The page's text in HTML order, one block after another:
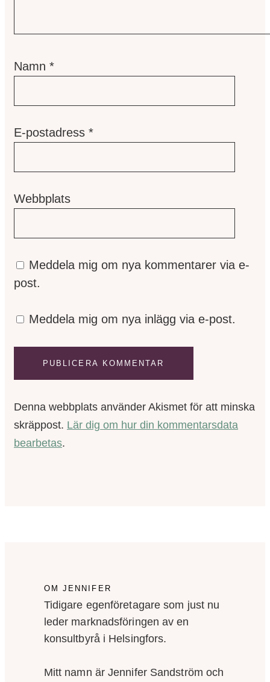
Namn *
E-postadress *
Webbplats
Meddela mig om nya kommentarer via e-
post.
Meddela mig om nya inlägg via e-post.
Denna webbplats använder Akismet för att minska
skräppost. Lär dig om hur din kommentarsdata
bearbetas.
OM JENNIFER
Tidigare egenföretagare som just nu
leder marknadsföringen av en
konsultbyrå i Helsingfors.
Mitt namn är Jennifer Sandström och